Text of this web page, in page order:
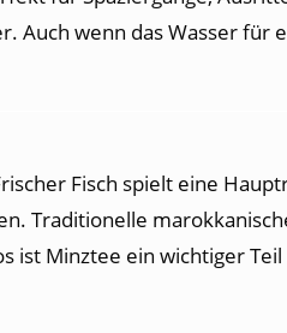
Auch wenn das Wasser
Fisch spielt eine
Traditionelle
Minztee ein wichtiger